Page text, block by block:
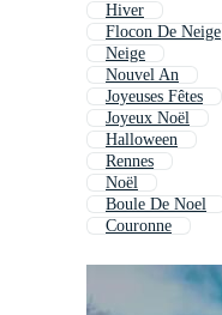
Hiver
Flocon De Neige
Neige
Nouvel An
Joyeuses Fêtes
Joyeux Noël
Halloween
Rennes
Noël
Boule De Noel
Couronne